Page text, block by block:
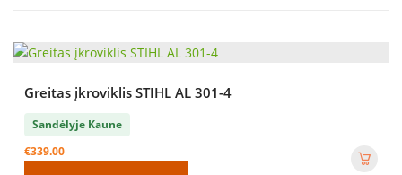
Greitas įkroviklis STIHL AL 301-4
Sandėlyje Kaune
€339.00